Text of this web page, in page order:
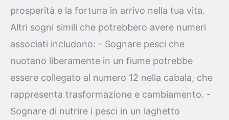
prosperità e la fortuna in arrivo nella tua vita.
Altri sogni simili che potrebbero avere numeri
associati includono: - Sognare pesci che
nuotano liberamente in un fiume potrebbe
essere collegato al numero 12 nella cabala, che
rappresenta trasformazione e cambiamento. -
Sognare di nutrire i pesci in un laghetto